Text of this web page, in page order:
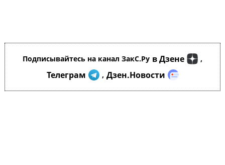
Подписывайтесь на канал ЗакС.Ру в Дзене ,
Телеграм , Дзен.Новости